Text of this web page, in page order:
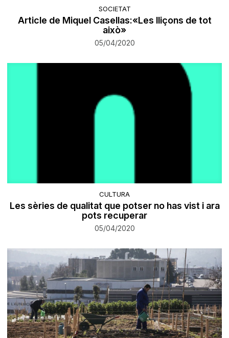
SOCIETAT
Article de Miquel Casellas:«Les lliçons de tot
això»
05/04/2020
CULTURA
Les sèries de qualitat que potser no has vist i ara
pots recuperar
05/04/2020